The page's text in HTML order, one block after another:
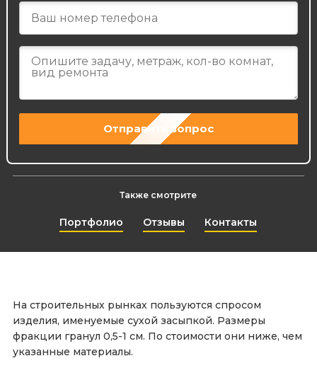
Также смотрите
Портфолио Отзывы Контакты
На строительных рынках пользуются спросом
изделия, именуемые сухой засыпкой. Размеры
фракции гранул 0,5-1 см. По стоимости они ниже, чем
указанные материалы.